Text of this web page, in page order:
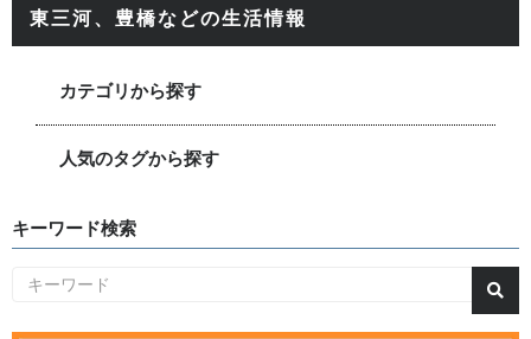
東三河、豊橋などの生活情報
カテゴリから探す
人気のタグから探す
キーワード検索